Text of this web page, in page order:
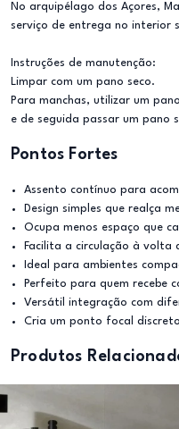
No arquipélago dos Açores,
serviço de entrega no interior
Instruções de manutenção:
Limpar com um pano seco.
Para manchas, utilizar um
e de seguida passar um pano
Pontos Fortes
Assento contínuo para
Design simples que realça
Ocupa menos espaço que
Facilita a circulação à volta
Ideal para ambientes
Perfeito para quem recebe
Versátil integração com
Cria um ponto focal
Produtos